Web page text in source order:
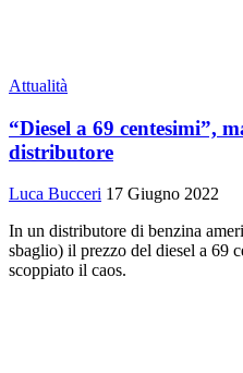
Attualità
“Diesel a 69 centesimi”,
distributore
Luca Bucceri 17 Giugno 2022
In un distributore di benzina
sbaglio) il prezzo del diesel a 69
scoppiato il caos.